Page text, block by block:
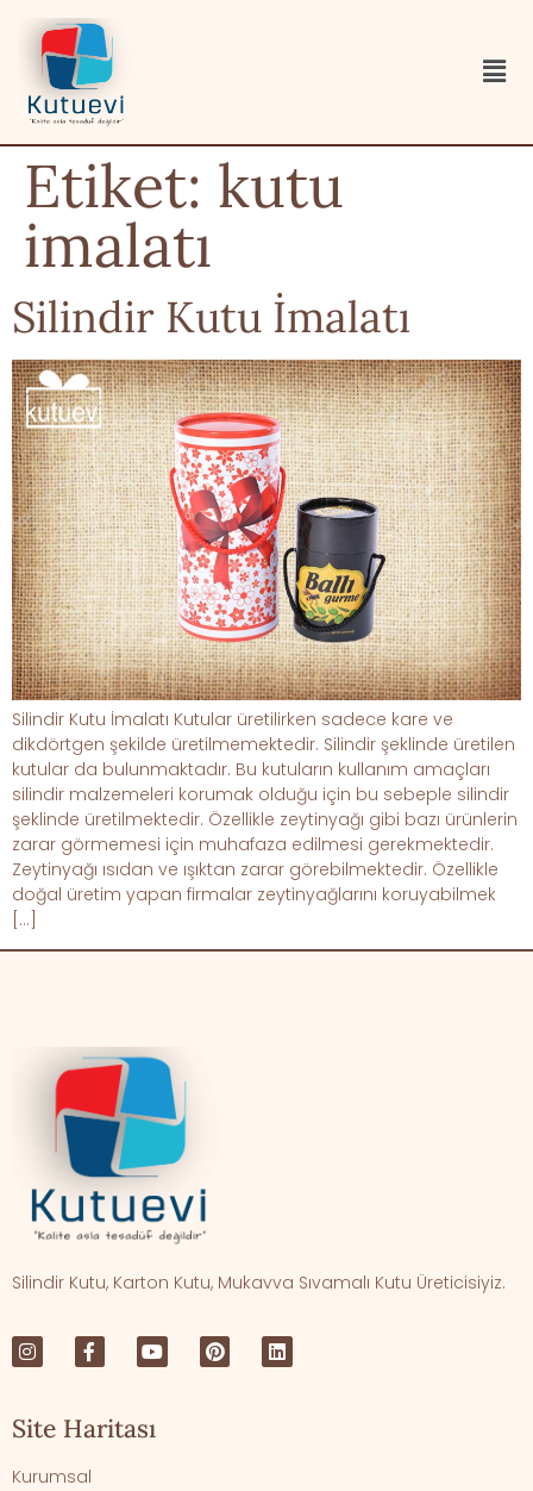
Etiket: kutu
imalatı
Silindir Kutu İmalatı
Silindir Kutu İmalatı Kutular üretilirken sadece kare ve
dikdörtgen şekilde üretilmemektedir. Silindir şeklinde üretilen
kutular da bulunmaktadır. Bu kutuların kullanım amaçları
silindir malzemeleri korumak olduğu için bu sebeple silindir
şeklinde üretilmektedir. Özellikle zeytinyağı gibi bazı ürünlerin
zarar görmemesi için muhafaza edilmesi gerekmektedir.
Zeytinyağı ısıdan ve ışıktan zarar görebilmektedir. Özellikle
doğal üretim yapan firmalar zeytinyağlarını koruyabilmek
[…]
Silindir Kutu, Karton Kutu, Mukavva Sıvamalı Kutu Üreticisiyiz.
Site Haritası
Kurumsal